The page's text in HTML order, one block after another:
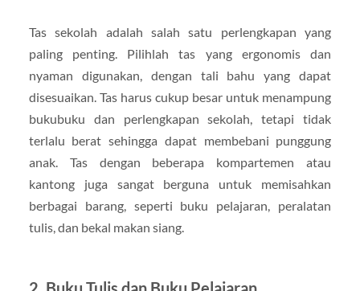
Tas sekolah adalah salah satu perlengkapan yang
paling penting. Pilihlah tas yang ergonomis dan
nyaman digunakan, dengan tali bahu yang dapat
disesuaikan. Tas harus cukup besar untuk menampung
bukubuku dan perlengkapan sekolah, tetapi tidak
terlalu berat sehingga dapat membebani punggung
anak. Tas dengan beberapa kompartemen atau
kantong juga sangat berguna untuk memisahkan
berbagai barang, seperti buku pelajaran, peralatan
tulis, dan bekal makan siang.